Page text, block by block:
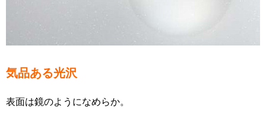
気品ある光沢
表面は鏡のようになめらか。